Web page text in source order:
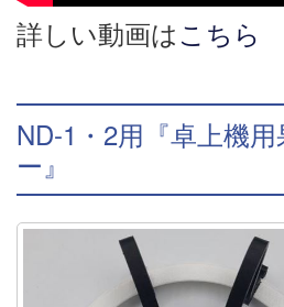
詳しい動画はこちら
ND-1・2用『卓上機
ー』